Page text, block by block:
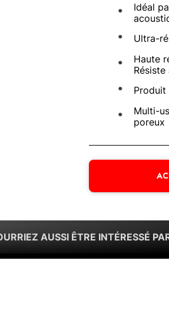
Idéal
Ultra-
Haute
Produit
Multi-
poreux
AUSSI ÊTRE INTÉRESSÉ